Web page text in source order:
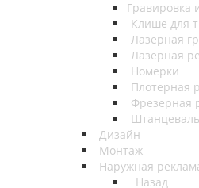
Гравировка
Клише для
Лазерная
Лазерная
Номерки
Плотерная
Фрезерная
Дизайн
Монтаж
Наружная
Назад